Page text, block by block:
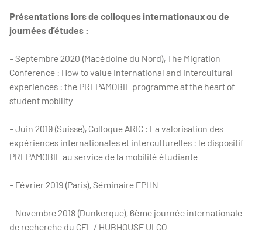
Présentations lors de colloques internationaux ou de
journées d’études :
- Septembre 2020 (Macédoine du Nord), The Migration
Conference : How to value international and intercultural
experiences : the PREPAMOBIE programme at the heart of
student mobility
- Juin 2019 (Suisse), Colloque ARIC : La valorisation des
expériences internationales et interculturelles : le dispositif
PREPAMOBIE au service de la mobilité étudiante
- Février 2019 (Paris), Séminaire EPHN
- Novembre 2018 (Dunkerque), 6ème journée internationale
de recherche du CEL / HUBHOUSE ULCO